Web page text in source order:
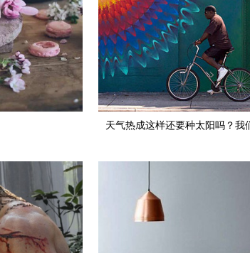
天气热成这样还要种太阳吗？我